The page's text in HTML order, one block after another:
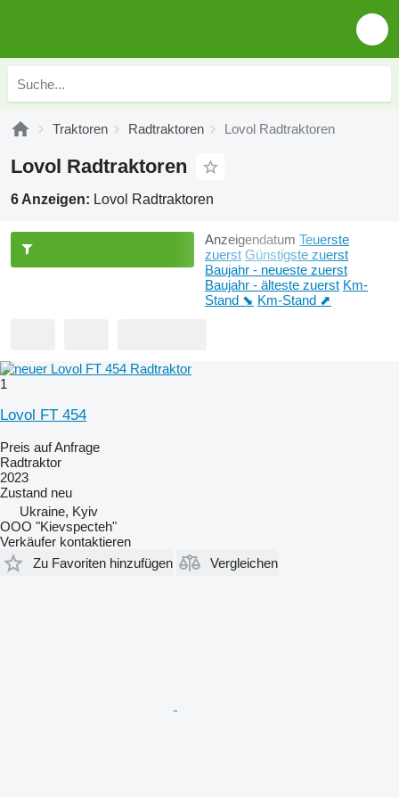
Traktoren Radtraktoren Lovol Radtraktoren
Lovol Radtraktoren
6 Anzeigen: Lovol Radtraktoren
Anzeigendatum Teuerste
zuerst Günstigste zuerst
Baujahr - neueste zuerst
Baujahr - älteste zuerst Km-
Stand ⬊ Km-Stand ⬈
1
Lovol FT 454
Preis auf Anfrage
Radtraktor
2023
Zustand neu
Ukraine, Kyiv
OOO "Kievspecteh"
Verkäufer kontaktieren
Zu Favoriten hinzufügen
Vergleichen